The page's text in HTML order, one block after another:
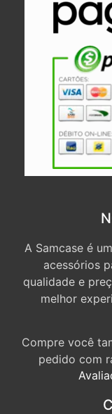
A Samcase é
acessórios
qualidade e
melhor
Compre você
pedido com